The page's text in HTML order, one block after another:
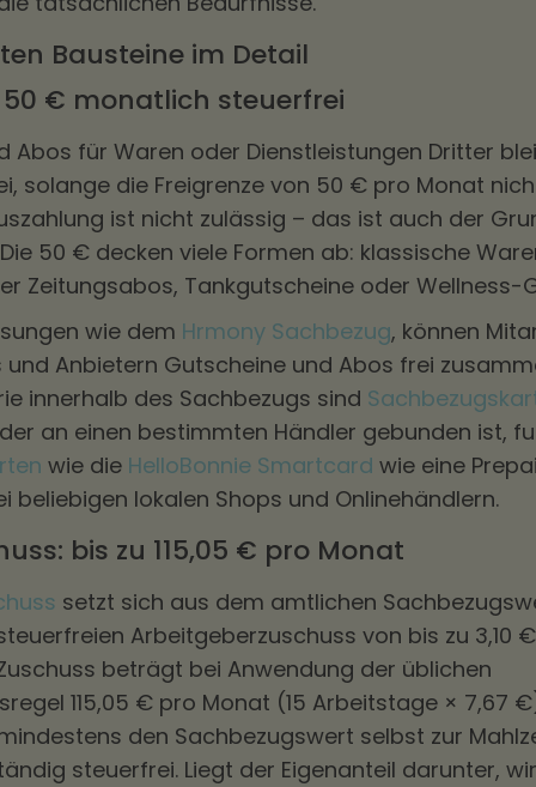
Bausteine im Detail
50 € monatlich steuerfrei
Abos für Waren oder Dienstleistungen Dritter
solange die Freigrenze von 50 € pro Monat
ist nicht zulässig – das ist auch der
50 € decken viele Formen ab: klassische
Zeitungsabos, Tankgutscheine oder Wellness-
wie dem Hrmony Sachbezug, können
und Anbietern Gutscheine und Abos frei
innerhalb des Sachbezugs sind
an einen bestimmten Händler gebunden ist,
wie die HelloBonnie Smartcard wie eine
beliebigen lokalen Shops und Onlinehändlern.
bis zu 115,05 € pro Monat
setzt sich aus dem amtlichen
Arbeitgeberzuschuss von bis zu 3,10
beträgt bei Anwendung der üblichen
115,05 € pro Monat (15 Arbeitstage × 7,67
den Sachbezugswert selbst zur
steuerfrei. Liegt der Eigenanteil darunter,